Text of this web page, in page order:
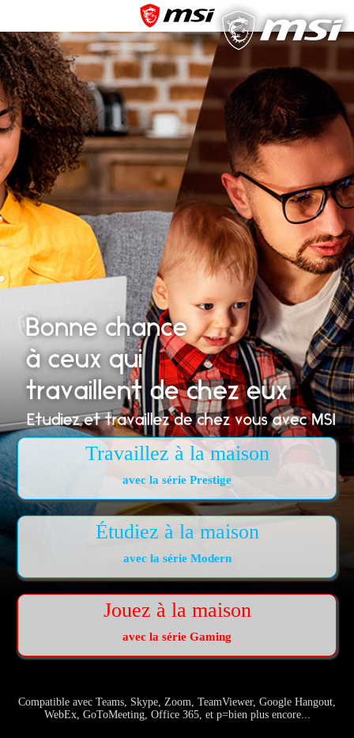
Travaillez à la maison
avec la série Prestige
Étudiez à la maison
avec la série Modern
Jouez à la maison
avec la série Gaming
Compatible avec Teams, Skype, Zoom, TeamViewer, Google Hangout,
WebEx, GoToMeeting, Office 365, et p=bien plus encore...